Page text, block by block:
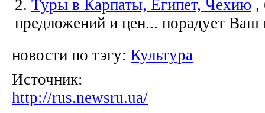
2. Туры в Карпаты, Египет, Чехию ,
предложений и цен... порадует Ваш
новости по тэгу: Культура
Источник:
http://rus.newsru.ua/